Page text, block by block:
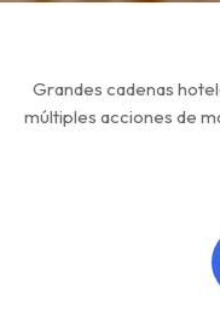
Grandes cadenas
múltiples acciones de